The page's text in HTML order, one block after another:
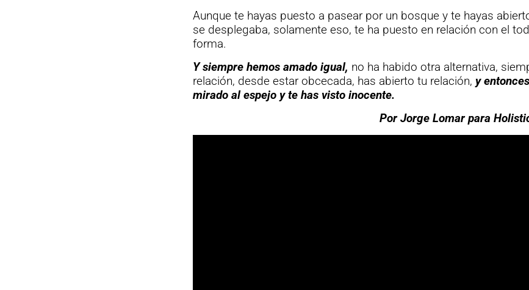
Aunque te hayas puesto a pasear por un bosque y te hayas
se desplegaba, solamente eso, te ha puesto en relación con el
forma.
Y siempre hemos amado igual, no ha habido otra alternativa,
relación, desde estar obcecada, has abierto tu relación, y
mirado al espejo y te has visto inocente.
Por Jorge Lomar para